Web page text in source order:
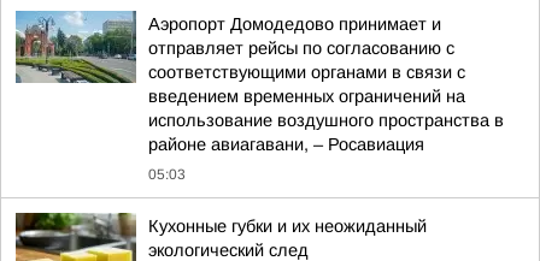
Аэропорт Домодедово принимает и
отправляет рейсы по согласованию с
соответствующими органами в связи с
введением временных ограничений на
использование воздушного пространства в
районе авиагавани, – Росавиация
05:03
Кухонные губки и их неожиданный
экологический след